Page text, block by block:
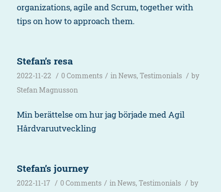
organizations, agile and Scrum, together with
tips on how to approach them.
Stefan’s resa
2022-11-22 / 0 Comments / inNews, Testimonials / by
Stefan Magnusson
Min berättelse om hur jag började med Agil
Hårdvaruutveckling
Stefan’s journey
2022-11-17 / 0 Comments / inNews, Testimonials / by